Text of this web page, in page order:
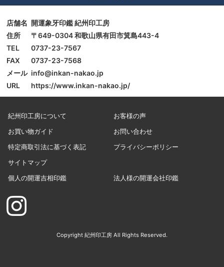
店舗名 開運象牙印鑑 紀州印工房
住所
〒649-0304 和歌山県有田市箕島443-4
TEL
0737-23-7567
FAX
0737-23-7568
メール info@inkan-nakao.jp
URL
https://www.inkan-nakao.jp/
紀州印工房について お客様の声
お買い物ガイド お問い合わせ
特定商取引法に基づく表記 プライバシーポリシー
サイトマップ
個人の開運吉相印鑑 法人様の開運会社印鑑
Copyright 紀州印工房 All Rights Reserved.